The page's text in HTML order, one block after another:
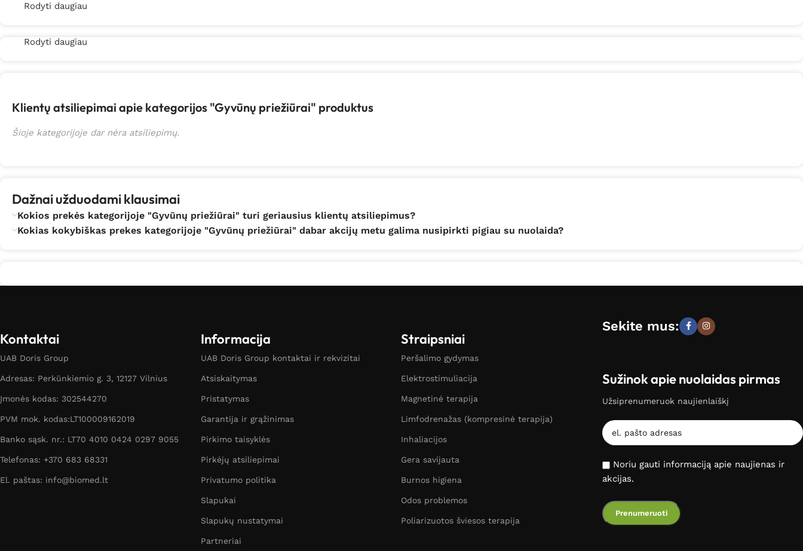
Rodyti daugiau
Rodyti daugiau
Klientų atsiliepimai apie kategorijos "Gyvūnų priežiūrai" produktus
Šioje kategorijoje dar nėra atsiliepimų.
Dažnai užduodami klausimai
Kokios prekės kategorijoje "Gyvūnų priežiūrai" turi geriausius klientų atsiliepimus?
Kokias kokybiškas prekes kategorijoje "Gyvūnų priežiūrai" dabar akcijų metu galima nusipirkti pigiau su nuolaida?
Kontaktai
UAB Doris Group
Adresas: Perkūnkiemio g. 3, 12127 Vilnius
Įmonės kodas: 302544270
PVM mok. kodas:LT100009162019
Banko sąsk. nr.: LT70 4010 0424 0297 9055
Telefonas: +370 683 68331
El. paštas: info@biomed.lt
Informacija
UAB Doris Group kontaktai ir rekvizitai
Atsiskaitymas
Pristatymas
Garantija ir grąžinimas
Pirkimo taisyklės
Pirkėjų atsiliepimai
Privatumo politika
Slapukai
Slapukų nustatymai
Partneriai
Straipsniai
Peršalimo gydymas
Elektrostimuliacija
Magnetinė terapija
Limfodrenažas (kompresinė terapija)
Inhaliacijos
Gera savijauta
Burnos higiena
Odos problemos
Poliarizuotos šviesos terapija
Sekite mus:
Sužinok apie nuolaidas pirmas
Užsiprenumeruok naujienlaiškį
Noriu gauti informaciją apie naujienas ir
akcijas.